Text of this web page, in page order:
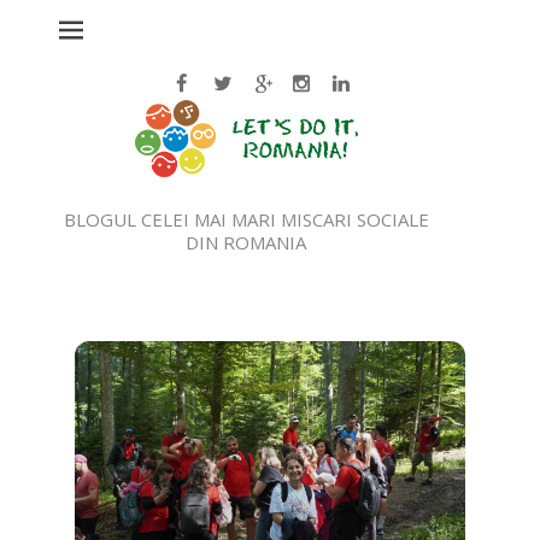
BLOGUL CELEI MAI MARI MISCARI SOCIALE
DIN ROMANIA